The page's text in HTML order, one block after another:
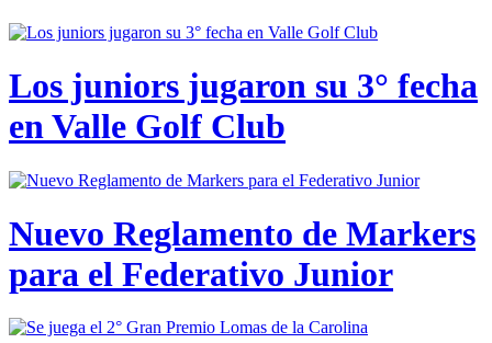
Los juniors jugaron su 3° fecha
en Valle Golf Club
Nuevo Reglamento de Markers
para el Federativo Junior